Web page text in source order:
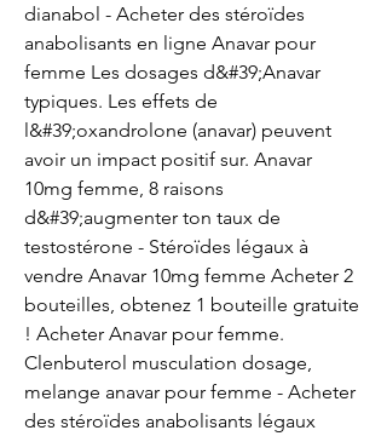
dianabol - Acheter des stéroïdes
anabolisants en ligne Anavar pour
femme Les dosages d&#39;Anavar
typiques. Les effets de
l&#39;oxandrolone (anavar) peuvent
avoir un impact positif sur. Anavar
10mg femme, 8 raisons
d&#39;augmenter ton taux de
testostérone - Stéroïdes légaux à
vendre Anavar 10mg femme Acheter 2
bouteilles, obtenez 1 bouteille gratuite
! Acheter Anavar pour femme.
Clenbuterol musculation dosage,
melange anavar pour femme - Acheter
des stéroïdes anabolisants légaux